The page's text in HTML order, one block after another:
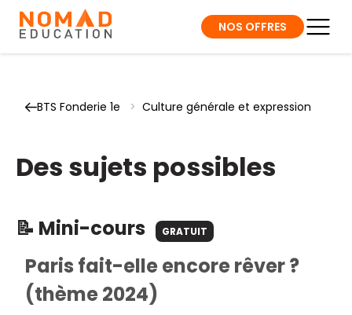
NOS OFFRES
BTS Fonderie 1e > Culture générale et expression
Des sujets possibles
📝 Mini-cours GRATUIT
Paris fait-elle encore rêver ?
(thème 2024)